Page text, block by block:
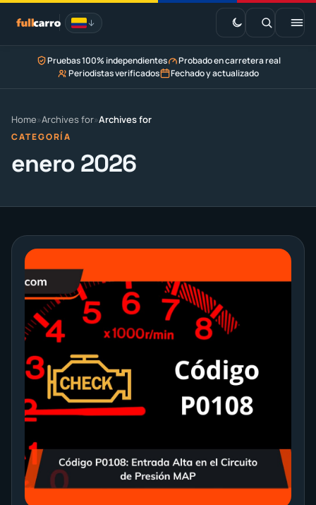
Saltar
contenido
EV · Estaciones de carga
Marketplace
Pruebas 100% independientes
Probado en carretera real
Periodistas verificados
Fechado y actualizado
Home»Archives for»Archives for
CATEGORÍA
enero 2026